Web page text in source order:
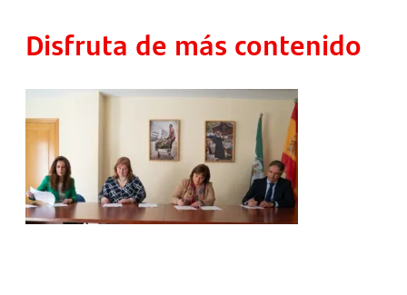
Disfruta de más contenido